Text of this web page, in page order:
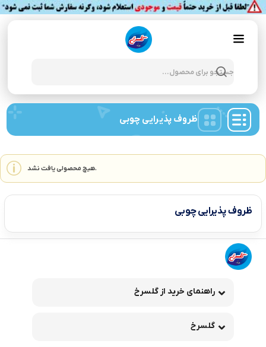
ظروف پذیرایی چوبی
هیچ محصولی یافت نشد.
ظروف پذیرایی چوبی
راهنمای خرید از گلسرخ
گلسرخ